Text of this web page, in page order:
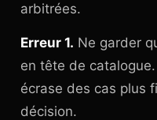
arbitrées.
Erreur 1. Ne garder
en tête de
écrase des cas plus
décision.